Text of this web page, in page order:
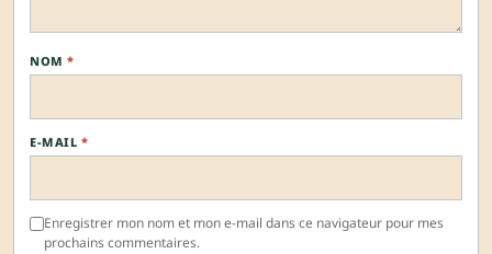
NOM *
E-MAIL *
Enregistrer mon nom et mon e-mail dans ce navigateur pour mes
prochains commentaires.